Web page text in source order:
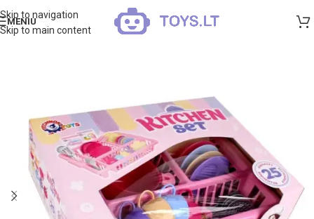
Skip to navigation
Skip to main content
MENIU